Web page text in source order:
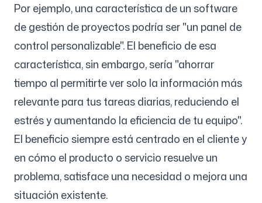
Contacto
Iniciar sesión Regístrate
Síguenos
Por ejemplo, una característica de un software
de gestión de proyectos podría ser "un panel de
control personalizable". El beneficio de esa
característica, sin embargo, sería "ahorrar
tiempo al permitirte ver solo la información más
relevante para tus tareas diarias, reduciendo el
estrés y aumentando la eficiencia de tu equipo".
El beneficio siempre está centrado en el cliente y
en cómo el producto o servicio resuelve un
problema, satisface una necesidad o mejora una
situación existente.